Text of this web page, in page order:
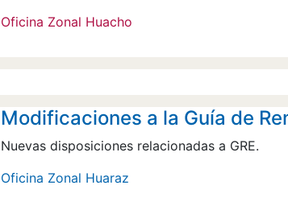
Oficina Zonal Huacho
Modificaciones a la Guía de
Nuevas disposiciones relacionadas a GRE.
Oficina Zonal Huaraz